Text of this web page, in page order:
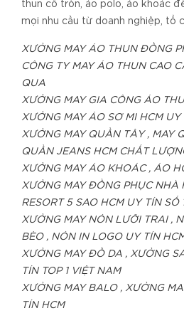
thun cổ tròn, áo polo, áo khoác
mọi nhu cầu từ doanh nghiệp, tổ
XƯỞNG MAY ÁO THUN ĐỒNG
CÔNG TY MAY ÁO THUN CAO
QUA
XƯỞNG MAY GIA CÔNG ÁO
XƯỞNG MAY ÁO SƠ MI HCM UY
XƯỞNG MAY QUẦN TÂY , MAY
QUẦN JEANS HCM CHẤT
XƯỞNG MAY ÁO KHOÁC , ÁO
XƯỞNG MAY ĐỒNG PHỤC NHÀ
RESORT 5 SAO HCM UY TÍN SỐ
XƯỞNG MAY NÓN LƯỠI TRAI ,
BÈO , NÓN IN LOGO UY TÍN
XƯỞNG MAY ĐỒ DA , XƯỞNG
TÍN TOP 1 VIỆT NAM
XƯỞNG MAY BALO , XƯỞNG
TÍN HCM